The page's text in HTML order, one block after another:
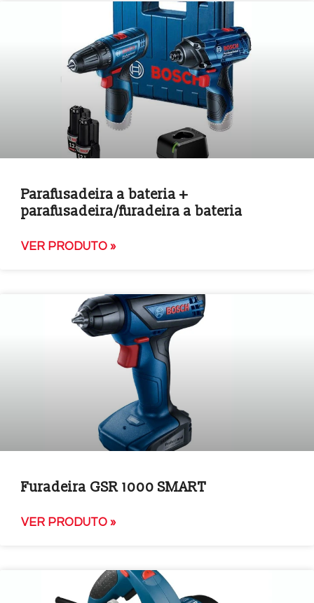
Parafusadeira a bateria +
parafusadeira/furadeira a bateria
VER PRODUTO »
Furadeira GSR 1000 SMART
VER PRODUTO »